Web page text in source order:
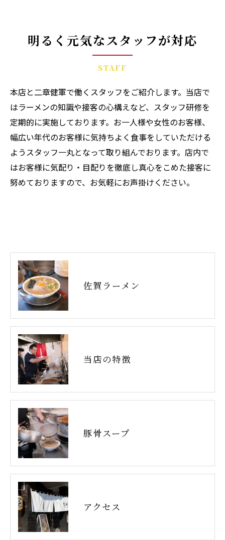
明るく元気なスタッフが対応
STAFF
本店と二章健軍で働くスタッフをご紹介します。当店で
はラーメンの知識や接客の心構えなど、スタッフ研修を
定期的に実施しております。お一人様や女性のお客様、
幅広い年代のお客様に気持ちよく食事をしていただける
ようスタッフ一丸となって取り組んでおります。店内で
はお客様に気配り・目配りを徹底し真心をこめた接客に
努めておりますので、お気軽にお声掛けください。
佐賀ラーメン
当店の特徴
豚骨スープ
アクセス